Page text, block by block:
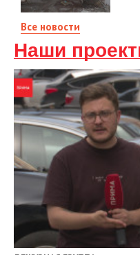
Все новости
Наши